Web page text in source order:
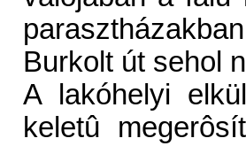
Burkolt út sehol
A lakóhelyi
keletû